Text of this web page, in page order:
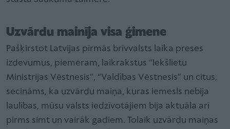
Uzvārdu mainīja visa ģimene
Pašķirstot Latvijas pirmās brīvvalsts laika preses
izdevumus, piemēram, laikrakstus “Iekšlietu
Ministrijas Vēstnesis”, “Valdības Vēstnesis” un citus,
secināms, ka uzvārdu maiņa, kuras iemesls nebija
laulības, mūsu valsts iedzīvotājiem bija aktuāla arī
pirms simt un vairāk gadiem. Tolaik uzvārdu maiņas